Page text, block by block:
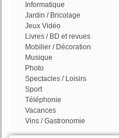
Informatique
Jardin / Bricolage
Jeux Vidéo
Livres / BD et revues
Mobilier / Décoration
Musique
Photo
Spectacles / Loisirs
Sport
Téléphonie
Vacances
Vins / Gastronomie